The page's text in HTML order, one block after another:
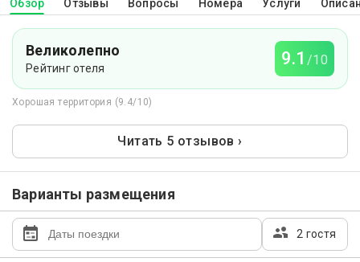
Обзор Отзывы Вопросы Номера Услуги
Великолепно
Рейтинг отеля 9.1 /10
Хорошая территория (9.4/10)
Читать 5 отзывов ›
Варианты размещения
2 гостя